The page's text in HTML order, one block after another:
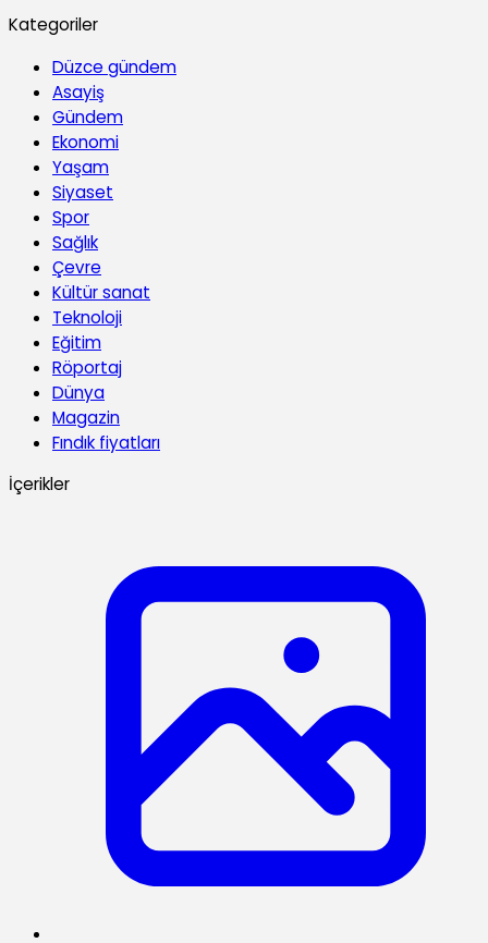
Kategoriler
Düzce gündem
Asayiş
Gündem
Ekonomi
Yaşam
Siyaset
Spor
Sağlık
Çevre
Kültür sanat
Teknoloji
Eğitim
Röportaj
Dünya
Magazin
Fındık fiyatları
İçerikler